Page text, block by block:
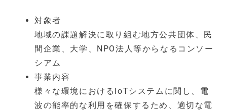
対象者
地域の課題解決に取り組む地方公共団体、民
間企業、大学、NPO法人等からなるコンソー
シアム
事業内容
様々な環境におけるIoTシステムに関し、電
波の能率的な利用を確保するため、適切な電